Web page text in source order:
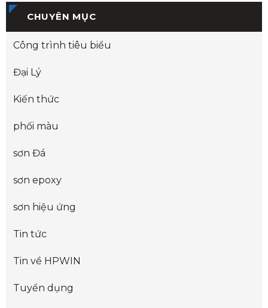
CHUYÊN MỤC
Công trình tiêu biểu
Đại Lý
Kiến thức
phối màu
sơn Đá
sơn epoxy
sơn hiệu ứng
Tin tức
Tin về HPWIN
Tuyển dụng